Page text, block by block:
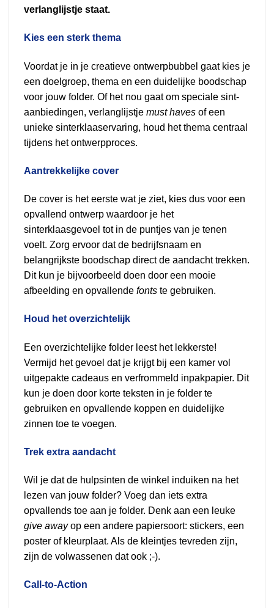
verlanglijstje staat.
Kies een sterk thema
Voordat je in je creatieve ontwerpbubbel gaat kies je
een doelgroep, thema en een duidelijke boodschap
voor jouw folder. Of het nou gaat om speciale sint-
aanbiedingen, verlanglijstje must haves of een
unieke sinterklaaservaring, houd het thema centraal
tijdens het ontwerpproces.
Aantrekkelijke cover
De cover is het eerste wat je ziet, kies dus voor een
opvallend ontwerp waardoor je het
sinterklaasgevoel tot in de puntjes van je tenen
voelt. Zorg ervoor dat de bedrijfsnaam en
belangrijkste boodschap direct de aandacht trekken.
Dit kun je bijvoorbeeld doen door een mooie
afbeelding en opvallende fonts te gebruiken.
Houd het overzichtelijk
Een overzichtelijke folder leest het lekkerste!
Vermijd het gevoel dat je krijgt bij een kamer vol
uitgepakte cadeaus en verfrommeld inpakpapier. Dit
kun je doen door korte teksten in je folder te
gebruiken en opvallende koppen en duidelijke
zinnen toe te voegen.
Trek extra aandacht
Wil je dat de hulpsinten de winkel induiken na het
lezen van jouw folder? Voeg dan iets extra
opvallends toe aan je folder. Denk aan een leuke
give awayop een andere papiersoort: stickers, een
poster of kleurplaat. Als de kleintjes tevreden zijn,
zijn de volwassenen dat ook ;-).
Call-to-Action